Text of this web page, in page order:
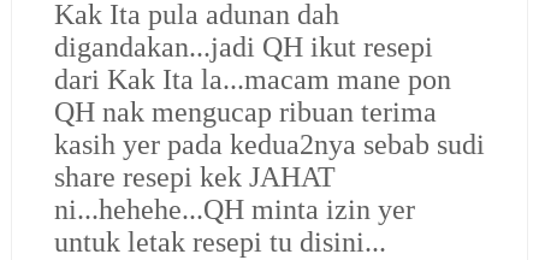
Kak Ita pula adunan dah
digandakan...jadi QH ikut resepi
dari Kak Ita la...macam mane pon
QH nak mengucap ribuan terima
kasih yer pada kedua2nya sebab sudi
share resepi kek JAHAT
ni...hehehe...QH minta izin yer
untuk letak resepi tu disini...